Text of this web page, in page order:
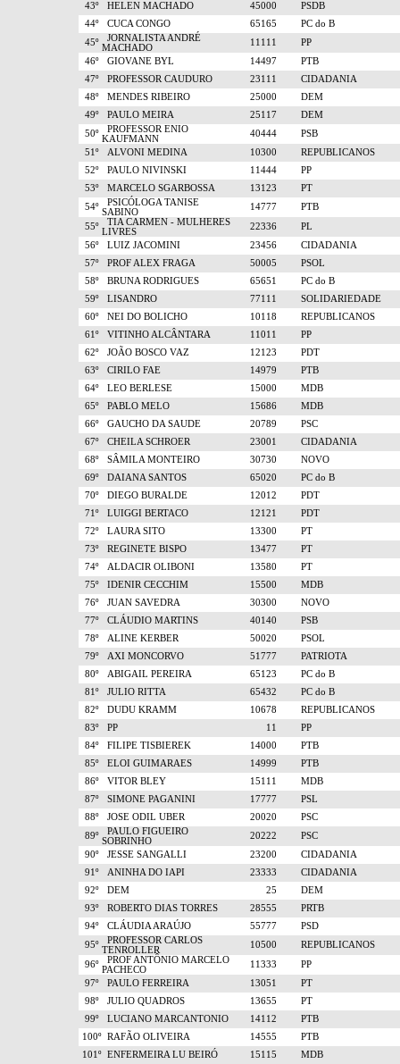
43º
HELEN MACHADO 45000
PSDB
44º
CUCA CONGO 65165
PC do B
45º
JORNALISTA ANDRÉ
MACHADO
11111
PP
46º
GIOVANE BYL 14497
PTB
47º
PROFESSOR CAUDURO 23111
CIDADANIA
48º
MENDES RIBEIRO 25000
DEM
49º
PAULO MEIRA 25117
DEM
50º
PROFESSOR ENIO
KAUFMANN
40444
PSB
51º
ALVONI MEDINA 10300
REPUBLICANOS
52º
PAULO NIVINSKI 11444
PP
53º
MARCELO SGARBOSSA 13123
PT
54º
PSICÓLOGA TANISE
SABINO
14777
PTB
55º
TIA CARMEN - MULHERES
LIVRES
22336
PL
56º
LUIZ JACOMINI 23456
CIDADANIA
57º
PROF ALEX FRAGA 50005
PSOL
58º
BRUNA RODRIGUES 65651
PC do B
59º
LISANDRO 77111
SOLIDARIEDADE
60º
NEI DO BOLICHO 10118
REPUBLICANOS
61º
VITINHO ALCÂNTARA 11011
PP
62º
JOÃO BOSCO VAZ 12123
PDT
63º
CIRILO FAE 14979
PTB
64º
LEO BERLESE 15000
MDB
65º
PABLO MELO 15686
MDB
66º
GAUCHO DA SAUDE 20789
PSC
67º
CHEILA SCHROER 23001
CIDADANIA
68º
SÂMILA MONTEIRO 30730
NOVO
69º
DAIANA SANTOS 65020
PC do B
70º
DIEGO BURALDE 12012
PDT
71º
LUIGGI BERTACO 12121
PDT
72º
LAURA SITO 13300
PT
73º
REGINETE BISPO 13477
PT
74º
ALDACIR OLIBONI 13580
PT
75º
IDENIR CECCHIM 15500
MDB
76º
JUAN SAVEDRA 30300
NOVO
77º
CLÁUDIO MARTINS 40140
PSB
78º
ALINE KERBER 50020
PSOL
79º
AXI MONCORVO 51777
PATRIOTA
80º
ABIGAIL PEREIRA 65123
PC do B
81º
JULIO RITTA 65432
PC do B
82º
DUDU KRAMM 10678
REPUBLICANOS
83º
PP 11
PP
84º
FILIPE TISBIEREK 14000
PTB
85º
ELOI GUIMARAES 14999
PTB
86º
VITOR BLEY 15111
MDB
87º
SIMONE PAGANINI 17777
PSL
88º
JOSE ODIL UBER 20020
PSC
89º
PAULO FIGUEIRO
SOBRINHO
20222
PSC
90º
JESSE SANGALLI 23200
CIDADANIA
91º
ANINHA DO IAPI 23333
CIDADANIA
92º
DEM 25
DEM
93º
ROBERTO DIAS TORRES 28555
PRTB
94º
CLÁUDIA ARAÚJO 55777
PSD
95º
PROFESSOR CARLOS
TENROLLER
10500
REPUBLICANOS
96º
PROF ANTÔNIO MARCELO
PACHECO
11333
PP
97º
PAULO FERREIRA 13051
PT
98º
JULIO QUADROS 13655
PT
99º
LUCIANO MARCANTONIO 14112
PTB
100º RAFÃO OLIVEIRA 14555
PTB
101º ENFERMEIRA LU BEIRÓ 15115 MDB